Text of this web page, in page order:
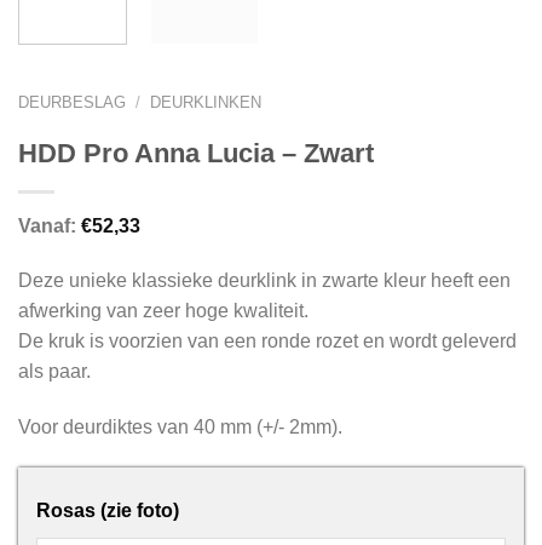
DEURBESLAG / DEURKLINKEN
HDD Pro Anna Lucia – Zwart
Vanaf: €52,33
Deze unieke klassieke deurklink in zwarte kleur heeft een
afwerking van zeer hoge kwaliteit.
De kruk is voorzien van een ronde rozet en wordt geleverd
als paar.
Voor deurdiktes van 40 mm (+/- 2mm).
Rosas (zie foto)